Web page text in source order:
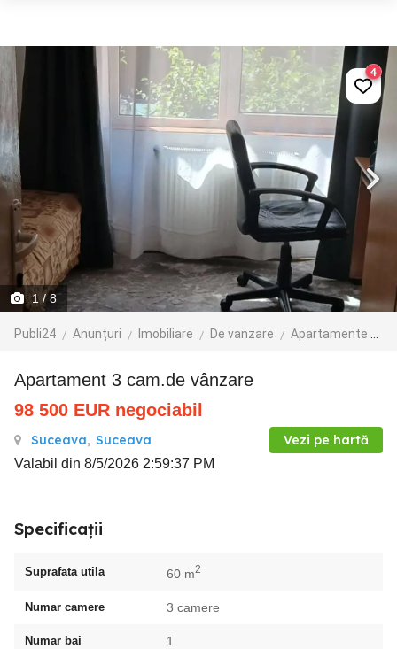
1 / 8
Publi24 Anunțuri Imobiliare De vanzare Apartamente de vanzare
4
Apartament 3 cam.de vânzare
98 500 EUR negociabil
Suceava, Suceava Vezi pe hartă
Valabil din 8/5/2026 2:59:37 PM
Specificații
Suprafata utila 60 m2
Numar camere 3 camere
Numar bai 1